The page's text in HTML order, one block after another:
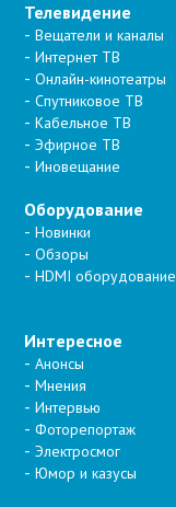
Телевидение
Вещатели и каналы
Интернет ТВ
Онлайн-кинотеатры
Спутниковое ТВ
Кабельное ТВ
Эфирное ТВ
Иновещание
Оборудование
Новинки
Обзоры
HDMI оборудование
Интересное
Анонсы
Мнения
Интервью
Фоторепортаж
Электросмог
Юмор и казусы